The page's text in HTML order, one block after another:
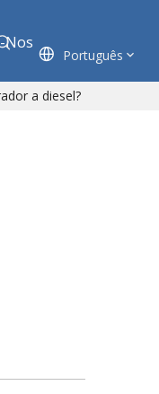
Nos
Português
a diesel?